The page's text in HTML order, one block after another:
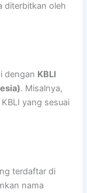
diterbitkan oleh
dengan KBLI
. Misalnya,
yang sesuai
terdaftar di
nama